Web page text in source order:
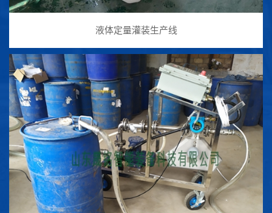
液体定量灌装生产线